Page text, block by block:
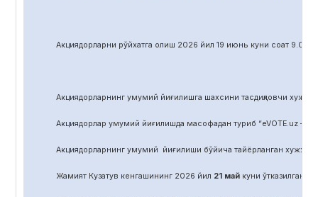
Акциядорларни рўйхатга олиш 2026 йил 19 июнь куни соат 9.00
Акциядорларнинг умумий йиғилишга шахсини тасдиқловчи
Акциядорлар умумий йиғилишда масофадан туриб “eVOTE.uz –
Акциядорларнинг умумий йиғилиши бўйича тайёрланган
Жамият Кузатув кенгашининг 2026 йил 21 майкуни ўтказилган